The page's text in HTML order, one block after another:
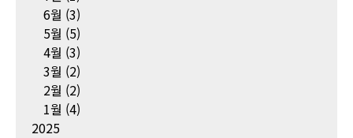
6월 (3)
5월 (5)
4월 (3)
3월 (2)
2월 (2)
1월 (4)
2025